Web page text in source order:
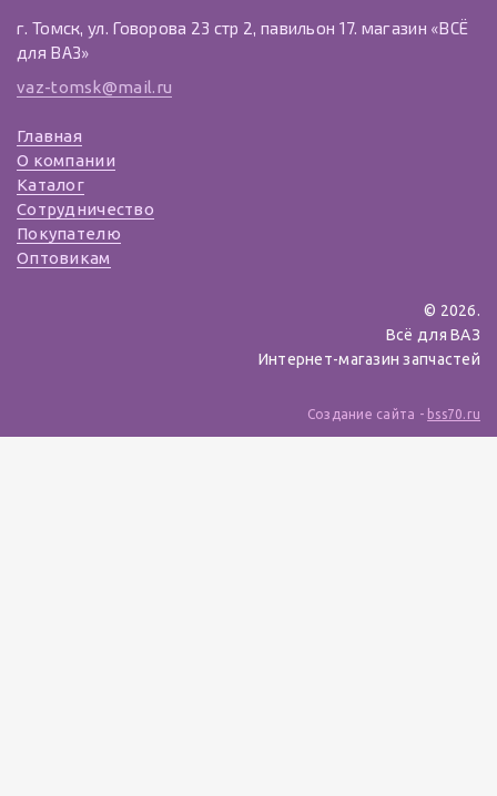
г. Томск, ул. Говорова 23 стр 2, павильон 17. магазин «ВСЁ
для ВАЗ»
vaz-tomsk@mail.ru
Главная
О компании
Каталог
Сотрудничество
Покупателю
Оптовикам
© 2026.
Всё для ВАЗ
Интернет-магазин запчастей
Создание сайта - bss70.ru